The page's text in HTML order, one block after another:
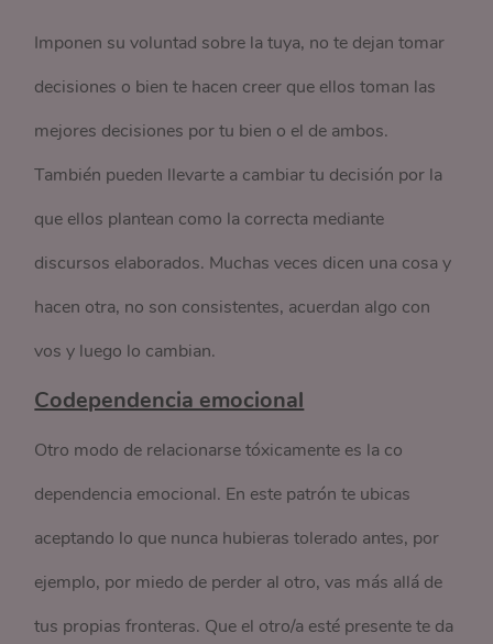
Imponen su voluntad sobre la tuya, no te dejan tomar
decisiones o bien te hacen creer que ellos toman las
mejores decisiones por tu bien o el de ambos.
También pueden llevarte a cambiar tu decisión por la
que ellos plantean como la correcta mediante
discursos elaborados. Muchas veces dicen una cosa y
hacen otra, no son consistentes, acuerdan algo con
vos y luego lo cambian.
Codependencia emocional
Otro modo de relacionarse tóxicamente es la co
dependencia emocional. En este patrón te ubicas
aceptando lo que nunca hubieras tolerado antes, por
ejemplo, por miedo de perder al otro, vas más allá de
tus propias fronteras. Que el otro/a esté presente te da